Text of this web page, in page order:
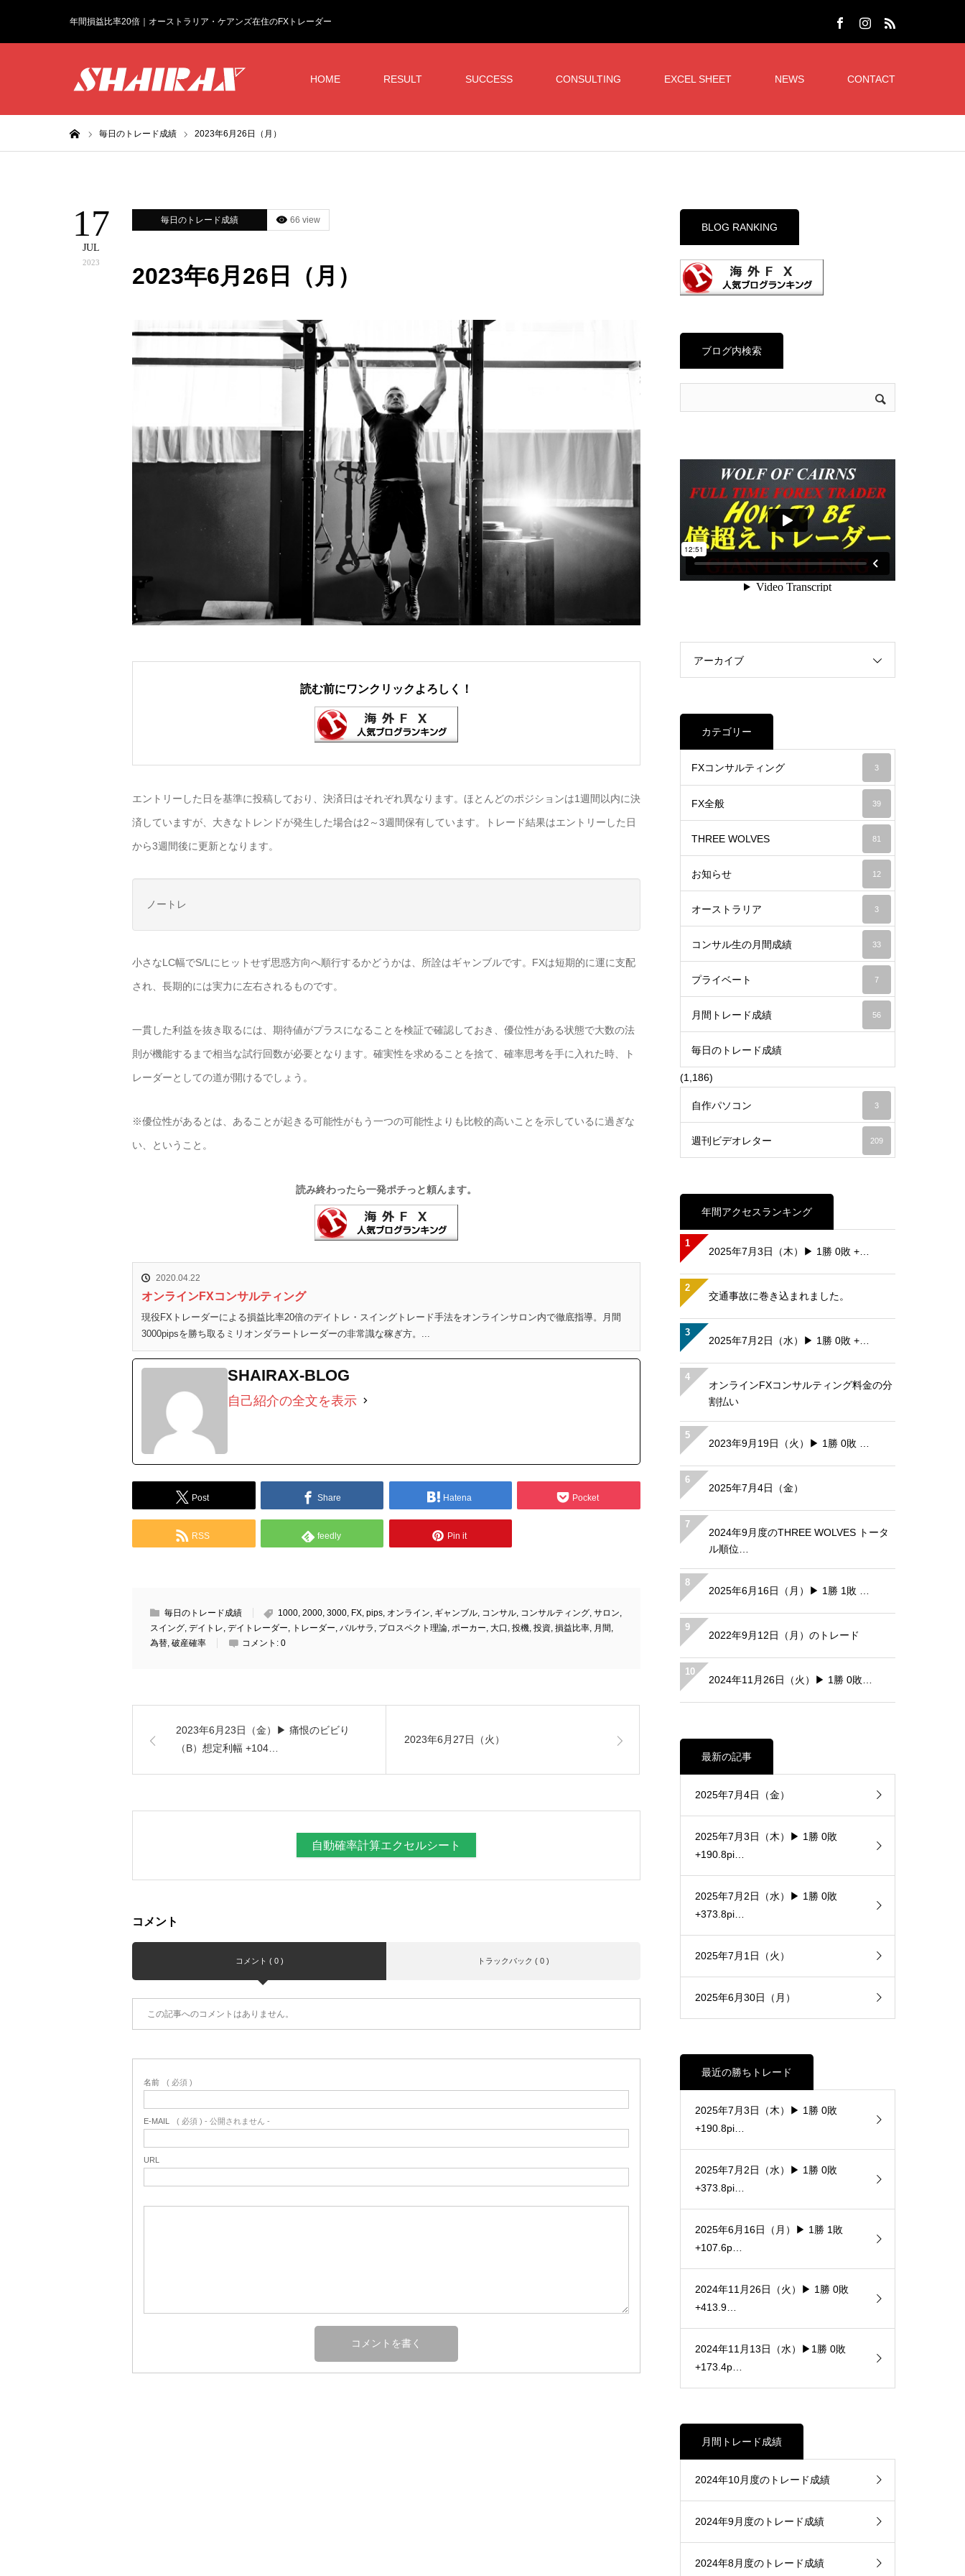
年間損益比率20倍｜オーストラリア・ケアンズ在住のFXトレーダー
HOME RESULT SUCCESS CONSULTING EXCEL SHEET NEWS CONTACT
毎日のトレード成績 2023年6月26日（月）
17
JUL
2023
毎日のトレード成績 66 view
2023年6月26日（月）
読む前にワンクリックよろしく！
エントリーした日を基準に投稿しており、決済日はそれぞれ異なります。ほとんどのポジションは1週間以内に決
済していますが、大きなトレンドが発生した場合は2～3週間保有しています。トレード結果はエントリーした日
から3週間後に更新となります。
ノートレ
小さなLC幅でS/Lにヒットせず思惑方向へ順行するかどうかは、所詮はギャンブルです。FXは短期的に運に支配
され、長期的には実力に左右されるものです。
一貫した利益を抜き取るには、期待値がプラスになることを検証で確認しておき、優位性がある状態で大数の法
則が機能するまで相当な試行回数が必要となります。確実性を求めることを捨て、確率思考を手に入れた時、ト
レーダーとしての道が開けるでしょう。
※優位性があるとは、あることが起きる可能性がもう一つの可能性よりも比較的高いことを示しているに過ぎな
い、ということ。
読み終わったら一発ポチっと頼んます。
2020.04.22
オンラインFXコンサルティング
現役FXトレーダーによる損益比率20倍のデイトレ・スイングトレード手法をオンラインサロン内で徹底指導。月間
3000pipsを勝ち取るミリオンダラートレーダーの非常識な稼ぎ方。...
SHAIRAX-BLOG
自己紹介の全文を表示
Post Share Hatena Pocket
RSS feedly Pin it
毎日のトレード成績 1000, 2000, 3000, FX, pips, オンライン, ギャンブル, コンサル, コンサルティング, サロン,
スイング, デイトレ, デイトレーダー, トレーダー, バルサラ , プロスペクト理論, ポーカー, 大口 , 投機, 投資, 損益比率, 月間,
為替, 破産確率 コメント: 0
2023年6月23日（金）▶ 痛恨のビビり
（B）想定利幅 +104…
2023年6月27日（火）
自動確率計算エクセルシート
コメント
コメント ( 0 ) トラックバック ( 0 )
この記事へのコメントはありません。
名前 ( 必須 )
E-MAIL ( 必須 ) - 公開されません -
URL
BLOG RANKING
ブログ内検索
アーカイブ
カテゴリー
FXコンサルティング 3
FX全般 39
THREE WOLVES 81
お知らせ 12
オーストラリア 3
コンサル生の月間成績 33
プライベート 7
月間トレード成績 56
毎日のトレード成績
(1,186)
自作パソコン 3
週刊ビデオレター 209
年間アクセスランキング
1
2025年7月3日（木）▶ 1勝 0敗 +…
2
交通事故に巻き込まれました。
3
2025年7月2日（水）▶ 1勝 0敗 +…
4
オンラインFXコンサルティング料金の分
割払い
5
2023年9月19日（火）▶ 1勝 0敗 …
6
2025年7月4日（金）
7
2024年9月度のTHREE WOLVES トータ
ル順位…
8
2025年6月16日（月）▶ 1勝 1敗 …
9
2022年9月12日（月）のトレード
10
2024年11月26日（火）▶ 1勝 0敗…
最新の記事
2025年7月4日（金）
2025年7月3日（木）▶ 1勝 0敗
+190.8pi…
2025年7月2日（水）▶ 1勝 0敗
+373.8pi…
2025年7月1日（火）
2025年6月30日（月）
最近の勝ちトレード
2025年7月3日（木）▶ 1勝 0敗
+190.8pi…
2025年7月2日（水）▶ 1勝 0敗
+373.8pi…
2025年6月16日（月）▶ 1勝 1敗
+107.6p…
2024年11月26日（火）▶ 1勝 0敗
+413.9…
2024年11月13日（水）▶1勝 0敗
+173.4p…
月間トレード成績
2024年10月度のトレード成績
2024年9月度のトレード成績
2024年8月度のトレード成績